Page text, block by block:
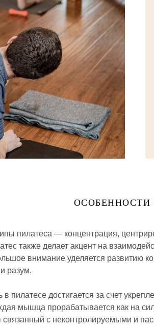
ОСОБЕННОСТИ
пилатеса — концентрация,
также делает акцент на
внимание уделяется развитию
разум.
пилатесе достигается за счет
мышца прорабатывается как на
связанный с неконтролируемыми и